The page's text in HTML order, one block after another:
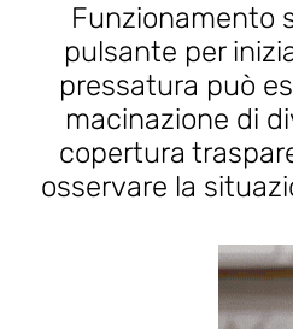
Funzionamento
pulsante per
pressatura può
macinazione di
copertura
osservare la